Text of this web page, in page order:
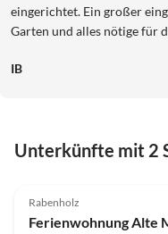
eingerichtet. Ein großer
Garten und alles nötige für
Sehr freundliche Gastgeber.
IB
Unterkünfte mit 2
Hundefreundlich
Rabenholz